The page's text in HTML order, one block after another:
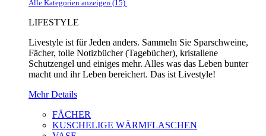
Alle Kategorien anzeigen (15)
LIFESTYLE
Livestyle ist für Jeden anders. Sammeln Sie Sparschweine,
Fächer, tolle Notizbücher (Tagebücher), kristallene
Schutzengel und einiges mehr. Alles was das Leben bunter
macht und ihr Leben bereichert. Das ist Livestyle!
Mehr Details
FÄCHER
KUSCHELIGE WÄRMFLASCHEN